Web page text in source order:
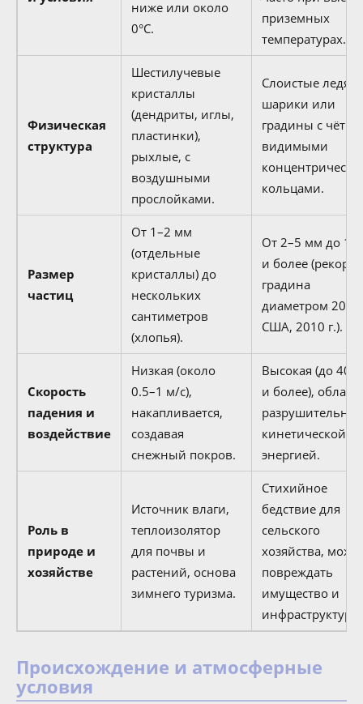
ниже или около
0°C.
приземных
температурах.
Физическая
структура
Шестилучевые
кристаллы
(дендриты, иглы,
пластинки),
рыхлые, с
воздушными
прослойками.
Слоистые
шарики или
градины с чётко
видимыми
кольцами.
Размер
частиц
От 1–2 мм
(отдельные
кристаллы) до
нескольких
сантиметров
(хлопья).
От 2–5 мм до 15
и более
градина
диаметром 20
США, 2010 г.).
Скорость
падения и
воздействие
Низкая (около
0.5–1 м/с),
накапливается,
создавая
снежный покров.
Высокая (до 40
и более),
разрушительной
кинетической
энергией.
Роль в
природе и
хозяйстве
Источник влаги,
теплоизолятор
для почвы и
растений, основа
зимнего туризма.
Стихийное
бедствие для
сельского
хозяйства,
повреждать
имущество и
инфраструктуру.
Происхождение и атмосферные
условия